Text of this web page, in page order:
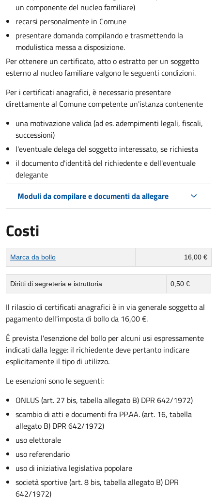
un componente del nucleo familiare)
recarsi personalmente in Comune
presentare domanda compilando e trasmettendo la
modulistica messa a disposizione.
Per ottenere un certificato, atto o estratto per un soggetto
esterno al nucleo familiare valgono le seguenti condizioni.
Per i certificati anagrafici, è necessario presentare
direttamente al Comune competente un'istanza contenente
una motivazione valida (ad es. adempimenti legali, fiscali,
successioni)
l'eventuale delega del soggetto interessato, se richiesta
il documento d'identità del richiedente e dell'eventuale
delegante
Moduli da compilare e documenti da allegare
Costi
Marca da bollo 16,00 €
Diritti di segreteria e istruttoria 0,50 €
Il rilascio di certificati anagrafici è in via generale soggetto al
pagamento dell'imposta di bollo da 16,00 €.
É prevista l'esenzione del bollo per alcuni usi espressamente
indicati dalla legge: il richiedente deve pertanto indicare
esplicitamente il tipo di utilizzo.
Le esenzioni sono le seguenti:
ONLUS (art. 27 bis, tabella allegato B) DPR 642/1972)
scambio di atti e documenti fra PP.AA. (art. 16, tabella
allegato B) DPR 642/1972)
uso elettorale
uso referendario
uso di iniziativa legislativa popolare
società sportive (art. 8 bis, tabella allegato B) DPR
642/1972)